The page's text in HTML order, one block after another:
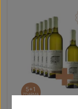
5+1
ZDARMA